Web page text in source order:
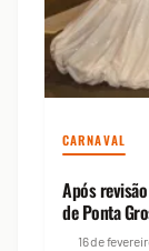
CARNAVAL
Após
de Ponta
16 de